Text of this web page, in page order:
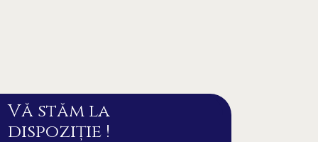
Vă stăm la
dispoziție !